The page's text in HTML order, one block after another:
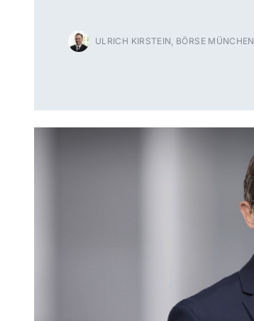
ULRICH KIRSTEIN, BÖRSE MÜNCHEN